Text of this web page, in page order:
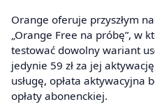
Orange oferuje przyszłym
„Orange Free na próbę”, w
testować dowolny wariant
jedynie 59 zł za jej
usługę, opłata aktywacyjna
opłaty abonenckiej.